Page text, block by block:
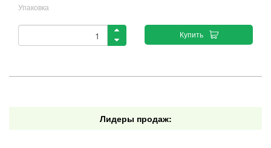
Упаковка
Купить
Лидеры продаж: